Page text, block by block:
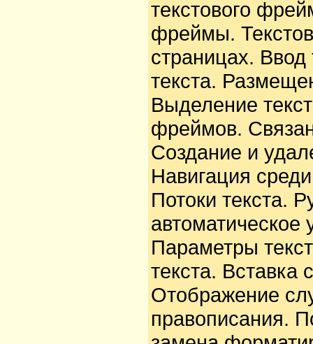
текстового
фреймы.
страницах. Ввод
текста.
Выделение
фреймов.
Создание и
Навигация
Потоки текста.
автоматическое
Параметры
текста. Вставка
Отображение
правописания.